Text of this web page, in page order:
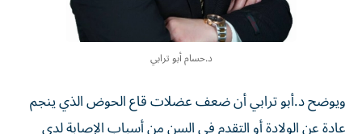
د.حسام أبو ترابي
ويوضح د.أبو ترابي أن ضعف عضلات قاع الحوض الذي ينجم